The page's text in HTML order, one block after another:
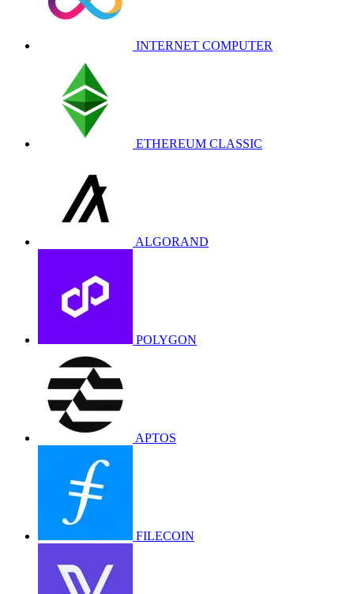
INTERNET COMPUTER
ETHEREUM CLASSIC
ALGORAND
POLYGON
APTOS
FILECOIN